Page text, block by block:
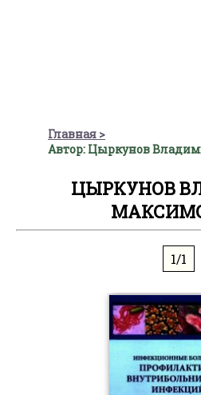
Главная
Автор: Цыркунов
ЦЫРКУНОВ
1/1